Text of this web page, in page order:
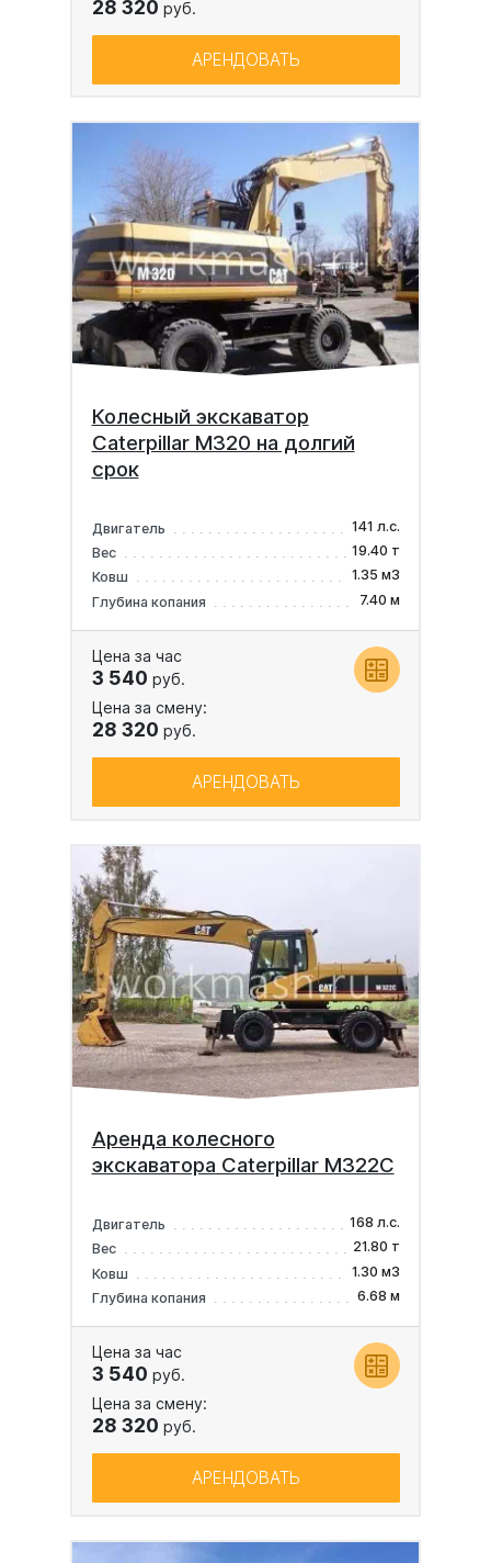
28 320 руб.
АРЕНДОВАТЬ
Колесный экскаватор
Caterpillar M320 на долгий
срок
Двигатель
141 л.с.
Вес
19.40 т
Ковш
1.35 м3
Глубина копания
7.40 м
Цена за час
3 540 руб.
Цена за смену:
28 320 руб.
АРЕНДОВАТЬ
Аренда колесного
экскаватора Caterpillar M322C
Двигатель
168 л.с.
Вес
21.80 т
Ковш
1.30 м3
Глубина копания
6.68 м
Цена за час
3 540 руб.
Цена за смену:
28 320 руб.
АРЕНДОВАТЬ